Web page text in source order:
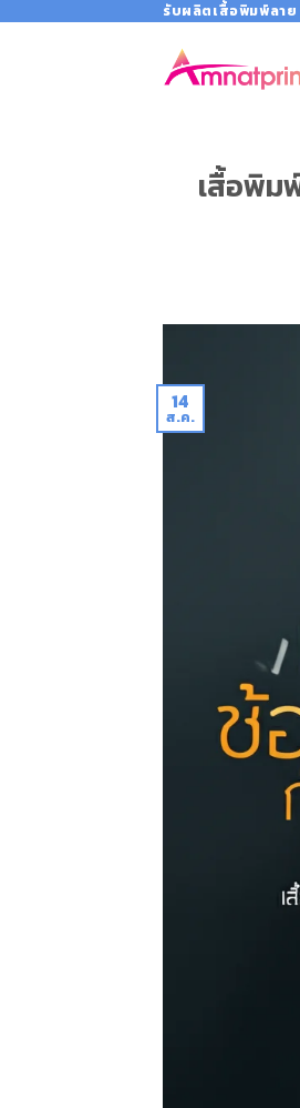
รับผลิตเสื้อพิมพ์ลา
เสื้อพิม
14
ส.ค.